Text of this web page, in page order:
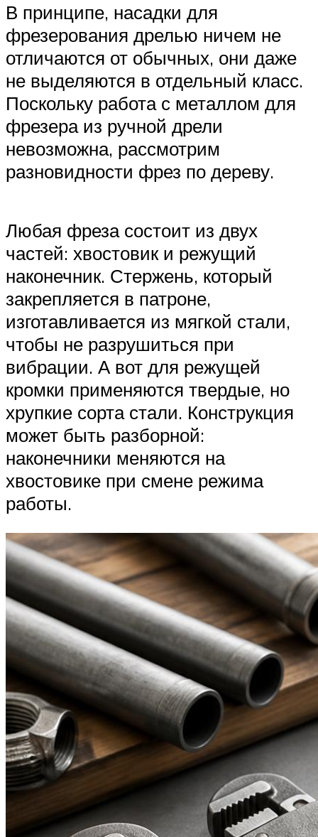
В принципе, насадки для
фрезерования дрелью ничем не
отличаются от обычных, они даже
не выделяются в отдельный класс.
Поскольку работа с металлом для
фрезера из ручной дрели
невозможна, рассмотрим
разновидности фрез по дереву.
Любая фреза состоит из двух
частей: хвостовик и режущий
наконечник. Стержень, который
закрепляется в патроне,
изготавливается из мягкой стали,
чтобы не разрушиться при
вибрации. А вот для режущей
кромки применяются твердые, но
хрупкие сорта стали. Конструкция
может быть разборной:
наконечники меняются на
хвостовике при смене режима
работы.